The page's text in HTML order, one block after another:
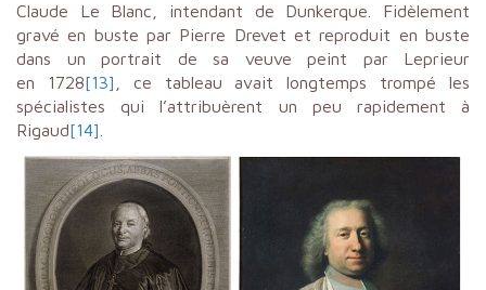
Claude Le Blanc, intendant de Dunkerque. Fidèlement
gravé en buste par Pierre Drevet et reproduit en buste
dans un portrait de sa veuve peint par Leprieur
en 1728[13]
, ce tableau avait longtemps trompé les
spécialistes qui l’attribuèrent un peu rapidement à
Rigaud[14]